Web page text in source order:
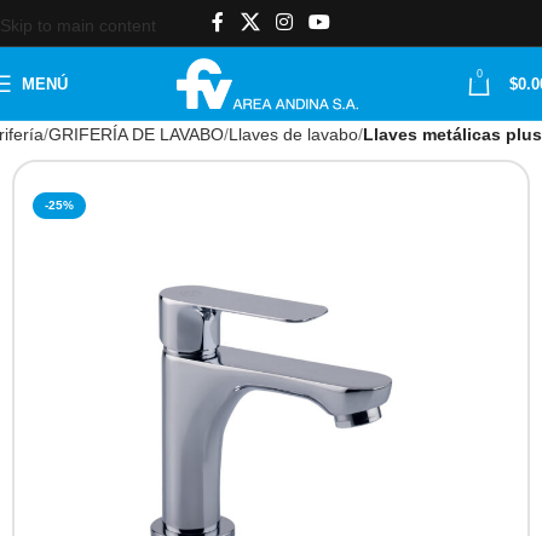
Skip to main content
MENÚ
0
$
GRIFERÍA DE LAVABO Llaves de lavabo Llaves metálicas plus
-25%